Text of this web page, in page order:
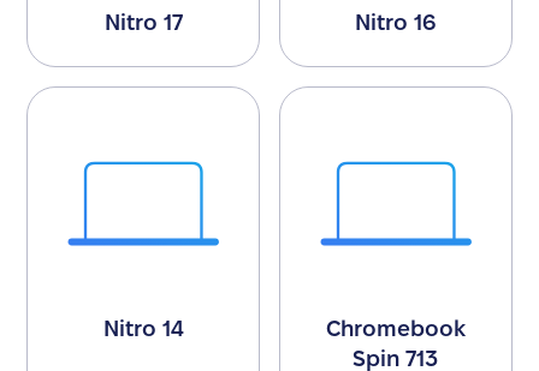
Nitro 17 Nitro 16
Nitro 14
Chromebook
Spin 713